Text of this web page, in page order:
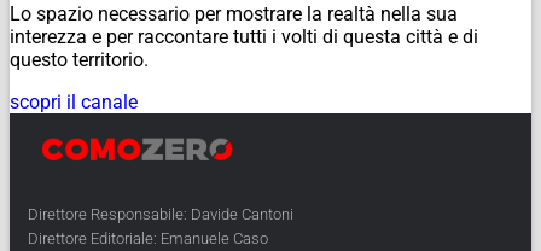
Lo spazio necessario per mostrare la realtà nella sua
interezza e per raccontare tutti i volti di questa città e di
questo territorio.
scopri il canale
Direttore Responsabile: Davide Cantoni
Direttore Editoriale: Emanuele Caso